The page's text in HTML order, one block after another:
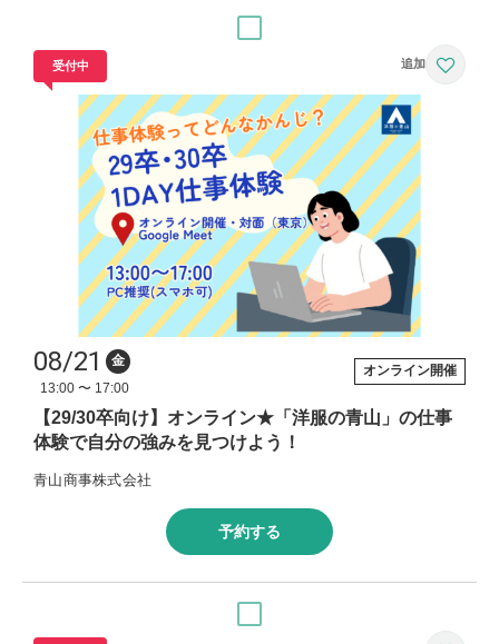
受付中
08/21
金
13:00 〜 17:00
オンライン開催
【29/30卒向け】オンライン★「洋服の青山」の仕事
体験で自分の強みを見つけよう！
青山商事株式会社
予約する